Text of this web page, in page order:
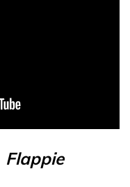
Flappie